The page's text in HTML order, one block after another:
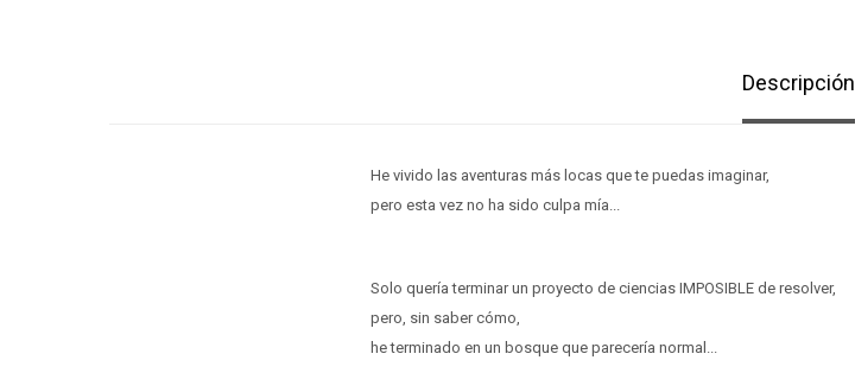
Descripción
He vivido las aventuras más locas que te puedas imaginar,
pero esta vez no ha sido culpa mía...
Solo quería terminar un proyecto de ciencias IMPOSIBLE de resolver,
pero, sin saber cómo,
he terminado en un bosque que parecería normal...